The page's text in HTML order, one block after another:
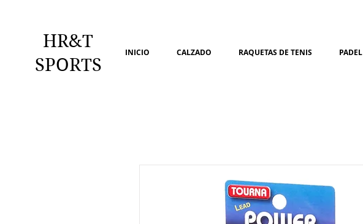
HR&T
SPORTS
INICIO CALZADO RAQUETAS DE TENIS PADEL